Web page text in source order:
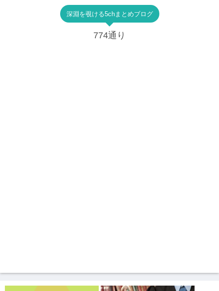
深淵を覗ける5chまとめブログ
774通り